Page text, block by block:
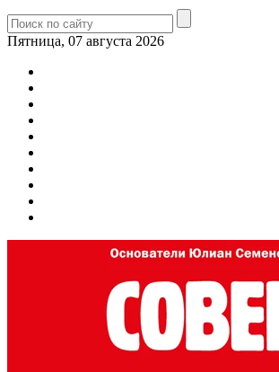
Пятница, 07 августа 2026